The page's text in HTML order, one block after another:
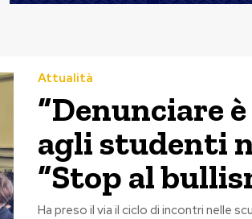
Attualità
“Denunciare
agli studenti
“Stop al
Ha preso il via il ciclo di incontri nelle